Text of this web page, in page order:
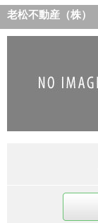
老松不動産（株）